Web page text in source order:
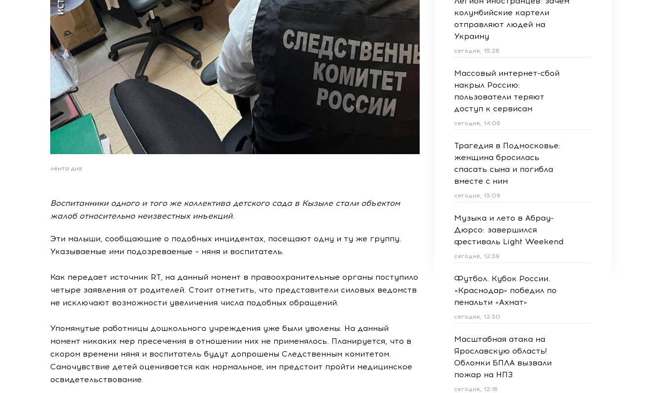
лента дня
Воспитанники одного и того же коллектива детского сада в Кызыле стали объектом
жалоб относительно неизвестных инъекций.
Эти малыши, сообщающие о подобных инцидентах, посещают одну и ту же группу.
Указываемые ими подозреваемые – няня и воспитатель.
Как передает источник RT, на данный момент в правоохранительные органы поступило
четыре заявления от родителей. Стоит отметить, что представители силовых ведомств
не исключают возможности увеличения числа подобных обращений.
Упомянутые работницы дошкольного учреждения уже были уволены. На данный
момент никаких мер пресечения в отношении них не применялось. Планируется, что в
скором времени няня и воспитатель будут допрошены Следственным комитетом.
Самочувствие детей оценивается как нормальное, им предстоит пройти медицинское
освидетельствование.
колумбийские картели
отправляют людей на
Украину
сегодня, 15:26
Массовый интернет-сбой
накрыл Россию:
пользователи теряют
доступ к сервисам
сегодня, 14:06
Трагедия в Подмосковье:
женщина бросилась
спасать сына и погибла
вместе с ним
сегодня, 13:09
Музыка и лето в Абрау-
Дюрсо: завершился
фестиваль Light Weekend
сегодня, 12:39
Футбол. Кубок России.
«Краснодар» победил по
пенальти «Ахмат»
сегодня, 12:30
Масштабная атака на
Ярославскую область!
Обломки БПЛА вызвали
пожар на НПЗ
сегодня, 12:18